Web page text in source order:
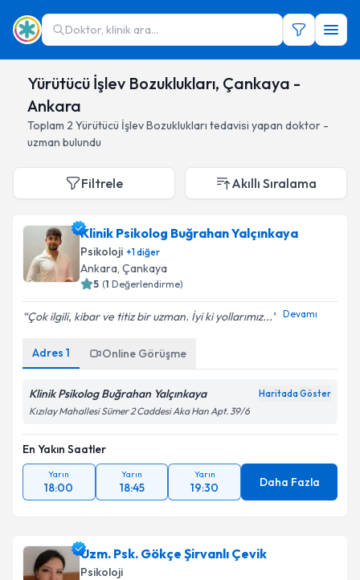
Doktor, klinik ara...
Yürütücü İşlev Bozuklukları, Çankaya -
Ankara
Toplam 2 Yürütücü İşlev Bozuklukları tedavisi yapan doktor -
uzman bulundu
Filtrele Akıllı Sıralama
Klinik Psikolog Buğrahan Yalçınkaya
Psikoloji +1diğer
Ankara, Çankaya
5 (1 Değerlendirme)
Çok ilgili, kibar ve titiz bir uzman. İyi ki yollarımız... Devamı
Adres 1 Online Görüşme
Klinik Psikolog Buğrahan Yalçınkaya Haritada Göster
Kızılay Mahallesi Sümer 2 Caddesi Aka Han Apt. 39/6
En Yakın Saatler
Yarın
18:00
Yarın
18:45
Yarın
19:30 Daha Fazla
Uzm. Psk. Gökçe Şirvanlı Çevik
Psikoloji